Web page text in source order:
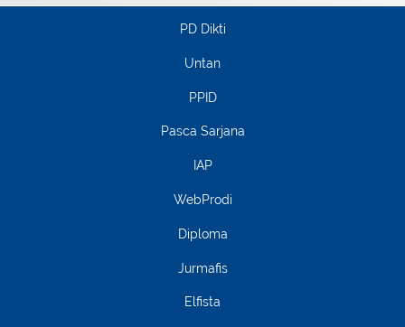
PD Dikti
Untan
PPID
Pasca Sarjana
IAP
WebProdi
Diploma
Jurmafis
Elfista